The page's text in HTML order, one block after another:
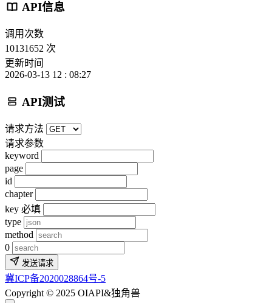
API信息
调用次数
10131652 次
更新时间
2026-03-13 12 : 08:27
API测试
请求方法
请求参数
keyword
page
id
chapter
key 必填
type
method
0
发送请求
冀ICP备2020028864号-5
Copyright © 2025 OIAPI&独角兽